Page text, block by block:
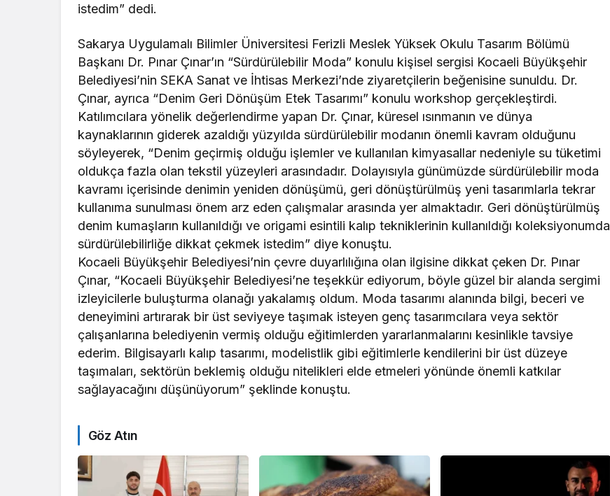
istedim” dedi.
Sakarya Uygulamalı Bilimler Üniversitesi Ferizli Meslek Yüksek Okulu Tasarım Bölümü
Başkanı Dr. Pınar Çınar’ın “Sürdürülebilir Moda” konulu kişisel sergisi Kocaeli Büyükşehir
Belediyesi’nin SEKA Sanat ve İhtisas Merkezi’nde ziyaretçilerin beğenisine sunuldu. Dr.
Çınar, ayrıca “Denim Geri Dönüşüm Etek Tasarımı” konulu workshop gerçekleştirdi.
Katılımcılara yönelik değerlendirme yapan Dr. Çınar, küresel ısınmanın ve dünya
kaynaklarının giderek azaldığı yüzyılda sürdürülebilir modanın önemli kavram olduğunu
söyleyerek, “Denim geçirmiş olduğu işlemler ve kullanılan kimyasallar nedeniyle su tüketimi
oldukça fazla olan tekstil yüzeyleri arasındadır. Dolayısıyla günümüzde sürdürülebilir moda
kavramı içerisinde denimin yeniden dönüşümü, geri dönüştürülmüş yeni tasarımlarla tekrar
kullanıma sunulması önem arz eden çalışmalar arasında yer almaktadır. Geri dönüştürülmüş
denim kumaşların kullanıldığı ve origami esintili kalıp tekniklerinin kullanıldığı koleksiyonumda
sürdürülebilirliğe dikkat çekmek istedim” diye konuştu.
Kocaeli Büyükşehir Belediyesi’nin çevre duyarlılığına olan ilgisine dikkat çeken Dr. Pınar
Çınar, “Kocaeli Büyükşehir Belediyesi’ne teşekkür ediyorum, böyle güzel bir alanda sergimi
izleyicilerle buluşturma olanağı yakalamış oldum. Moda tasarımı alanında bilgi, beceri ve
deneyimini artırarak bir üst seviyeye taşımak isteyen genç tasarımcılara veya sektör
çalışanlarına belediyenin vermiş olduğu eğitimlerden yararlanmalarını kesinlikle tavsiye
ederim. Bilgisayarlı kalıp tasarımı, modelistlik gibi eğitimlerle kendilerini bir üst düzeye
taşımaları, sektörün beklemiş olduğu nitelikleri elde etmeleri yönünde önemli katkılar
sağlayacağını düşünüyorum” şeklinde konuştu.
Göz Atın